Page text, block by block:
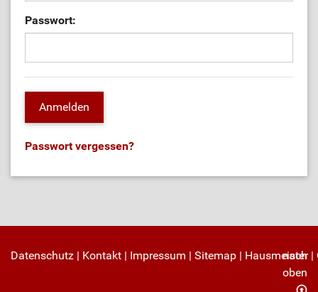
Passwort:
Passwort vergessen?
Datenschutz | Kontakt | Impressum | Sitemap | Hausmeister|
nach
oben